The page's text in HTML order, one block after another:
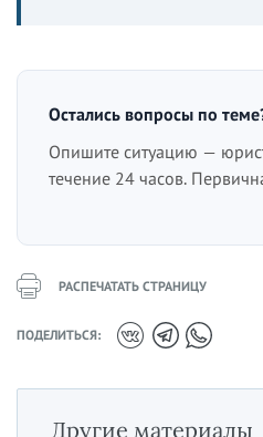
Остались вопросы по
Опишите ситуацию —
течение 24 часов.
РАСПЕЧАТАТЬ СТРАНИЦУ
ПОДЕЛИТЬСЯ:
Другие материалы